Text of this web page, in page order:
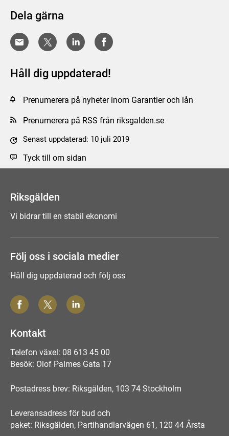
Dela gärna
Håll dig uppdaterad!
Prenumerera på nyheter inom Garantier och lån
Prenumerera på RSS från riksgalden.se
Senast uppdaterad: 10 juli 2019
Tyck till om sidan
Riksgälden
Vi bidrar till en stabil ekonomi
Följ oss i sociala medier
Håll dig uppdaterad och följ oss
Kontakt
Telefon växel: 08 613 45 00
Besök: Olof Palmes Gata 17
Postadress brev: Riksgälden, 103 74 Stockholm
Leveransadress för bud och
paket: Riksgälden, Partihandlarvägen 61, 120 44 Årsta